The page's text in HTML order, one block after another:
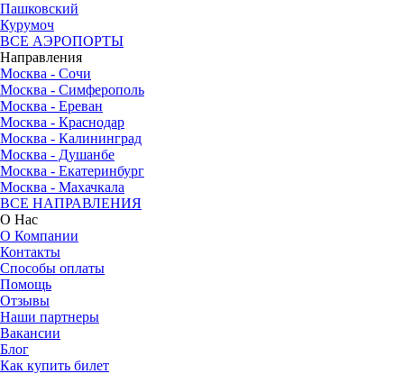
Пашковский
Курумоч
ВСЕ АЭРОПОРТЫ
Направления
Москва - Сочи
Москва - Симферополь
Москва - Ереван
Москва - Краснодар
Москва - Калининград
Москва - Душанбе
Москва - Екатеринбург
Москва - Махачкала
ВСЕ НАПРАВЛЕНИЯ
О Нас
О Компании
Контакты
Способы оплаты
Помощь
Отзывы
Наши партнеры
Вакансии
Блог
Как купить билет